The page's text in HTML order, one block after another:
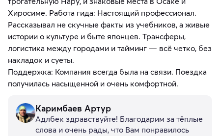
Хиросиме. Работа гида: Настоящий профессионал.
Рассказывал не скучные факты из учебников, а живые
истории о культуре и быте японцев. Трансферы,
логистика между городами и тайминг — всё четко, без
накладок и суеты.
Поддержка: Компания всегда была на связи. Поездка
получилась насыщенной и очень комфортной.
Каримбаев Артур
Адлбек здравствуйте! Благодарим за тёплые
слова и очень рады, что Вам понравилось